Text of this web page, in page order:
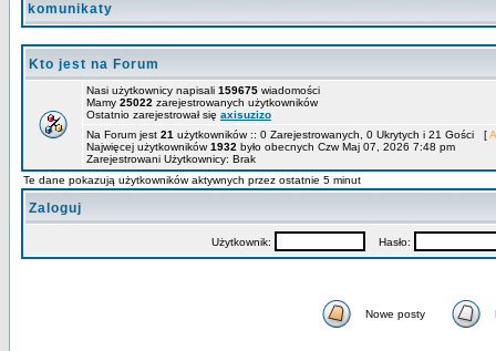
komunikaty
Kto jest na Forum
Nasi użytkownicy napisali 159675 wiadomości
Mamy 25022 zarejestrowanych użytkowników
Ostatnio zarejestrował się axisuzizo
Na Forum jest 21 użytkowników :: 0 Zarejestrowanych, 0 Ukrytych i 21 Gości [
Najwięcej użytkowników1932 było obecnych Czw Maj 07, 2026 7:48 pm
Zarejestrowani Użytkownicy: Brak
Te dane pokazują użytkowników aktywnych przez ostatnie 5 minut
Zaloguj
Użytkownik: Hasło:
Nowe posty